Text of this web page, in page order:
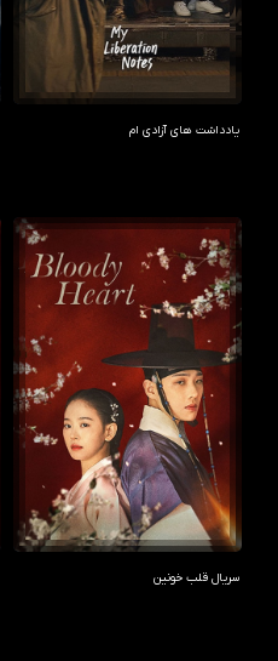
یادداشت های آزادی ام
سریال قلب خونین